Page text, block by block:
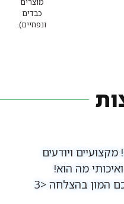
מוצרים
כבדים
ונפחיים).
ויודעים
מה הוא!
המון בהצלחה <3